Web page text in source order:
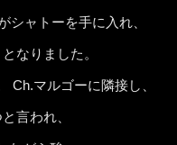
シャトーを手に入れ、
なりました。
Ch.マルゴーに隣接し、
言われ、